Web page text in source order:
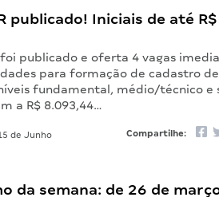
publicado! Iniciais de até
foi publicado e oferta 4 vagas
para formação de cadastro
fundamental, médio/técnico e
a R$ 8.093,44…
de Junho Compartilhe:
da semana: de 26 de